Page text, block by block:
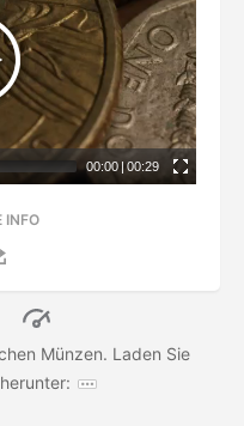
00:00 | 00:29
INFO
Münzen. Laden Sie